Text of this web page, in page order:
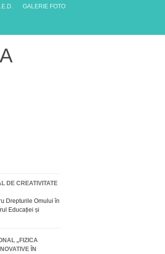
GALERIE FOTO
DE CREATIVITATE
Drepturile Omului în
Educației și
„FIZICA
ÎN